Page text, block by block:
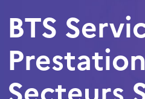
BTS
Secteurs